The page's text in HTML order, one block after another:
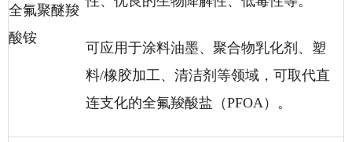
全氟聚醚羧
酸铵
可应用于涂料油墨、聚合物乳化剂、塑
料/橡胶加工、清洁剂等领域，可取代直
连支化的全氟羧酸盐（PFOA）。